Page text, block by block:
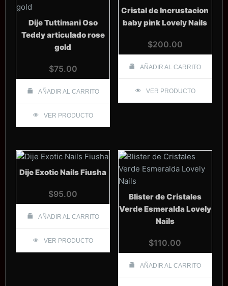
Dije Tuttimani Oso
Teddy articulado rose
gold
$75.00
AÑADIR AL CARRITO
VER PRODUCTO
Cristal de Incrustacion
baby pink Lovely Nails
$200.00
AÑADIR AL CARRITO
VER PRODUCTO
Dije Exotic Nails Fiusha
$95.00
AÑADIR AL CARRITO
VER PRODUCTO
Blister de Cristales
Verde Esmeralda Lovely
Nails
$110.00
AÑADIR AL CARRITO